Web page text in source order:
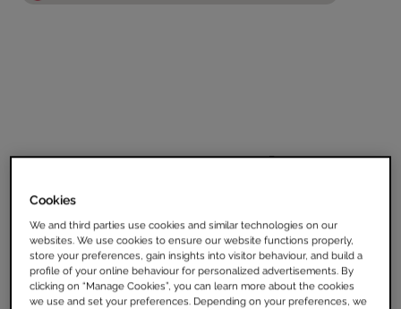
Cookies
We and third parties use cookies and similar technologies on our
websites. We use cookies to ensure our website functions properly,
store your preferences, gain insights into visitor behaviour, and build a
profile of your online behaviour for personalized advertisements. By
clicking on “Manage Cookies”, you can learn more about the cookies
we use and set your preferences. Depending on your preferences, we